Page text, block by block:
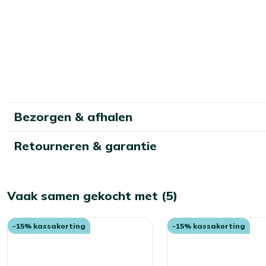
Bezorgen & afhalen
Retourneren & garantie
Vaak samen gekocht met (5)
-15% kassakorting -15% kassakorting